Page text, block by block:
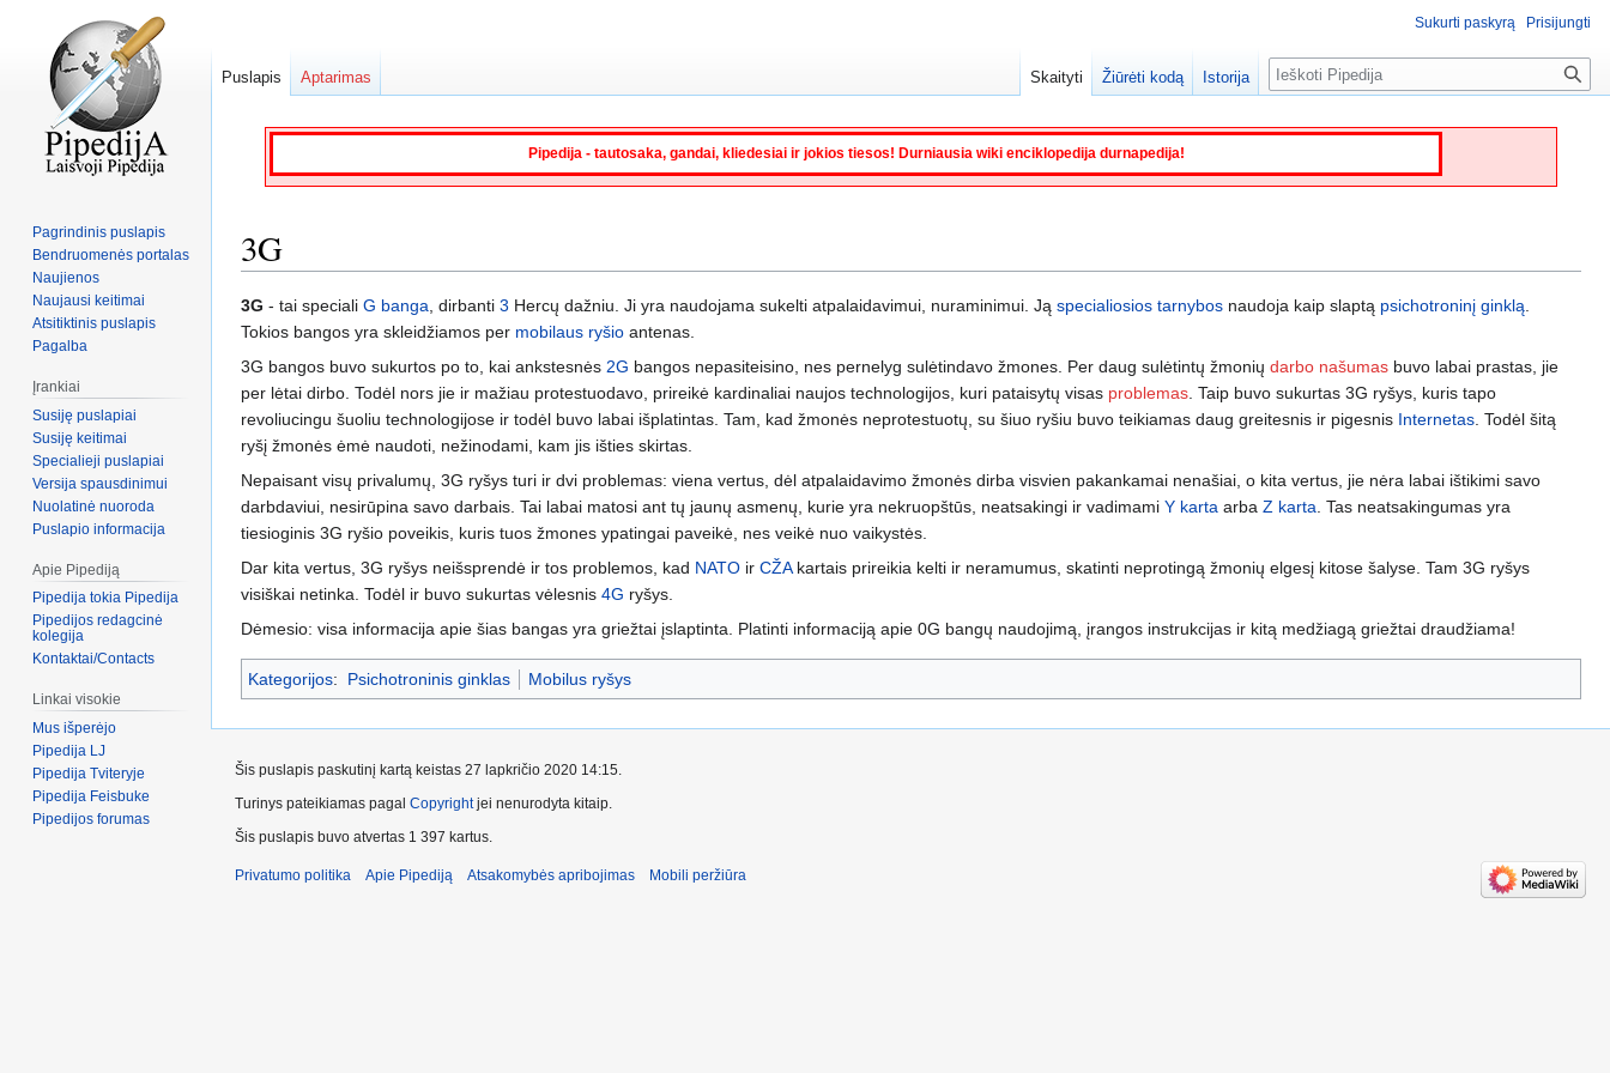
Pipedija - tautosaka, gandai, kliedesiai ir jokios tiesos! Durniausia wiki enciklopedija durnapedija!
3G
Jump
to
navigation
Jump
to
search
3G - tai speciali G banga , dirbanti 3 Hercų dažniu. Ji yra naudojama sukelti atpalaidavimui, nuraminimui. Ją specialiosios tarnybos naudoja kaip slaptą psichotroninį ginklą
Tokios bangos yra skleidžiamos per mobilaus ryšio antenas.
3G bangos buvo sukurtos po to, kai ankstesnės 2G bangos nepasiteisino, nes pernelyg sulėtindavo žmones. Per daug sulėtintų žmonių darbo našumas buvo labai prastas, jie
per lėtai dirbo. Todėl nors jie ir mažiau protestuodavo, prireikė kardinaliai naujos technologijos, kuri pataisytų visas problemas . Taip buvo sukurtas 3G ryšys, kuris tapo
revoliucingu šuoliu technologijose ir todėl buvo labai išplatintas. Tam, kad žmonės neprotestuotų, su šiuo ryšiu buvo teikiamas daug greitesnis ir pigesnis Internetas . Todėl šitą
ryšį žmonės ėmė naudoti, nežinodami, kam jis išties skirtas.
Nepaisant visų privalumų, 3G ryšys turi ir dvi problemas: viena vertus, dėl atpalaidavimo žmonės dirba visvien pakankamai nenašiai, o kita vertus, jie nėra labai ištikimi savo
darbdaviui, nesirūpina savo darbais. Tai labai matosi ant tų jaunų asmenų, kurie yra nekruopštūs, neatsakingi ir vadimami Y karta arba Z karta . Tas neatsakingumas yra
tiesioginis 3G ryšio poveikis, kuris tuos žmones ypatingai paveikė, nes veikė nuo vaikystės.
Dar kita vertus, 3G ryšys neišsprendė ir tos problemos, kad NATO ir CŽAkartais prireikia kelti ir neramumus, skatinti neprotingą žmonių elgesį kitose šalyse. Tam 3G ryšys
visiškai netinka. Todėl ir buvo sukurtas vėlesnis 4G ryšys.
Dėmesio: visa informacija apie šias bangas yra griežtai įslaptinta. Platinti informaciją apie 0G bangų naudojimą, įrangos instrukcijas ir kitą medžiagą griežtai draudžiama!
Kategorijos: Psichotroninis ginklas Mobilus ryšys
Sukurti paskyrą Prisijungti
Puslapis Aptarimas Skaityti Žiūrėti kodą Istorija Paieška
Pagrindinis puslapis
Bendruomenės portalas
Naujienos
Naujausi keitimai
Atsitiktinis puslapis
Pagalba
Įrankiai
Susiję puslapiai
Susiję keitimai
Specialieji puslapiai
Versija spausdinimui
Nuolatinė nuoroda
Puslapio informacija
Apie Pipediją
Pipedija tokia Pipedija
Pipedijos redagcinė
kolegija
Kontaktai/Contacts
Linkai visokie
Mus išperėjo
Pipedija LJ
Pipedija Tviteryje
Pipedija Feisbuke
Pipedijos forumas
Šis puslapis paskutinį kartą keistas 27 lapkričio 2020 14:15.
Turinys pateikiamas pagal Copyrightjei nenurodyta kitaip.
Šis puslapis buvo atvertas 1 397 kartus.
Privatumo politika Apie Pipediją Atsakomybės apribojimas Mobili peržiūra